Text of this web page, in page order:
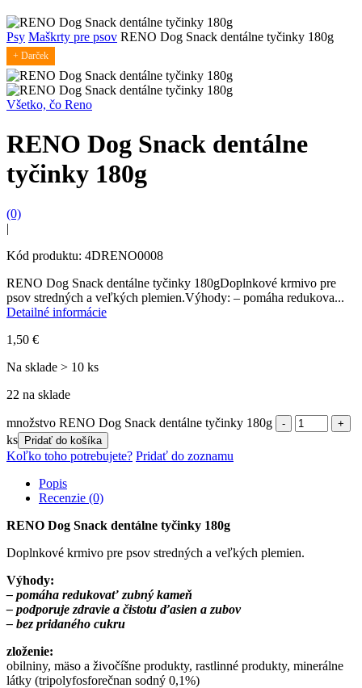
Psy Maškrty pre psov RENO Dog Snack dentálne tyčinky 180g
+ Darček
Všetko, čo Reno
RENO Dog Snack dentálne
tyčinky 180g
(0)
|
Kód produktu: 4DRENO0008
RENO Dog Snack dentálne tyčinky 180gDoplnkové krmivo pre
psov stredných a veľkých plemien.Výhody: – pomáha redukova...
Detailné informácie
1,50 €
Na sklade > 10 ks
22 na sklade
množstvo RENO Dog Snack dentálne tyčinky 180g
ks
Pridať do košíka
Koľko toho potrebujete? Pridať do zoznamu
Popis
Recenzie (0)
RENO Dog Snack dentálne tyčinky 180g
Doplnkové krmivo pre psov stredných a veľkých plemien.
Výhody:
– pomáha redukovať zubný kameň
– podporuje zdravie a čistotu ďasien a zubov
– bez pridaného cukru
zloženie:
obilniny, mäso a živočíšne produkty, rastlinné produkty, minerálne
látky (tripolyfosforečnan sodný 0,1%)